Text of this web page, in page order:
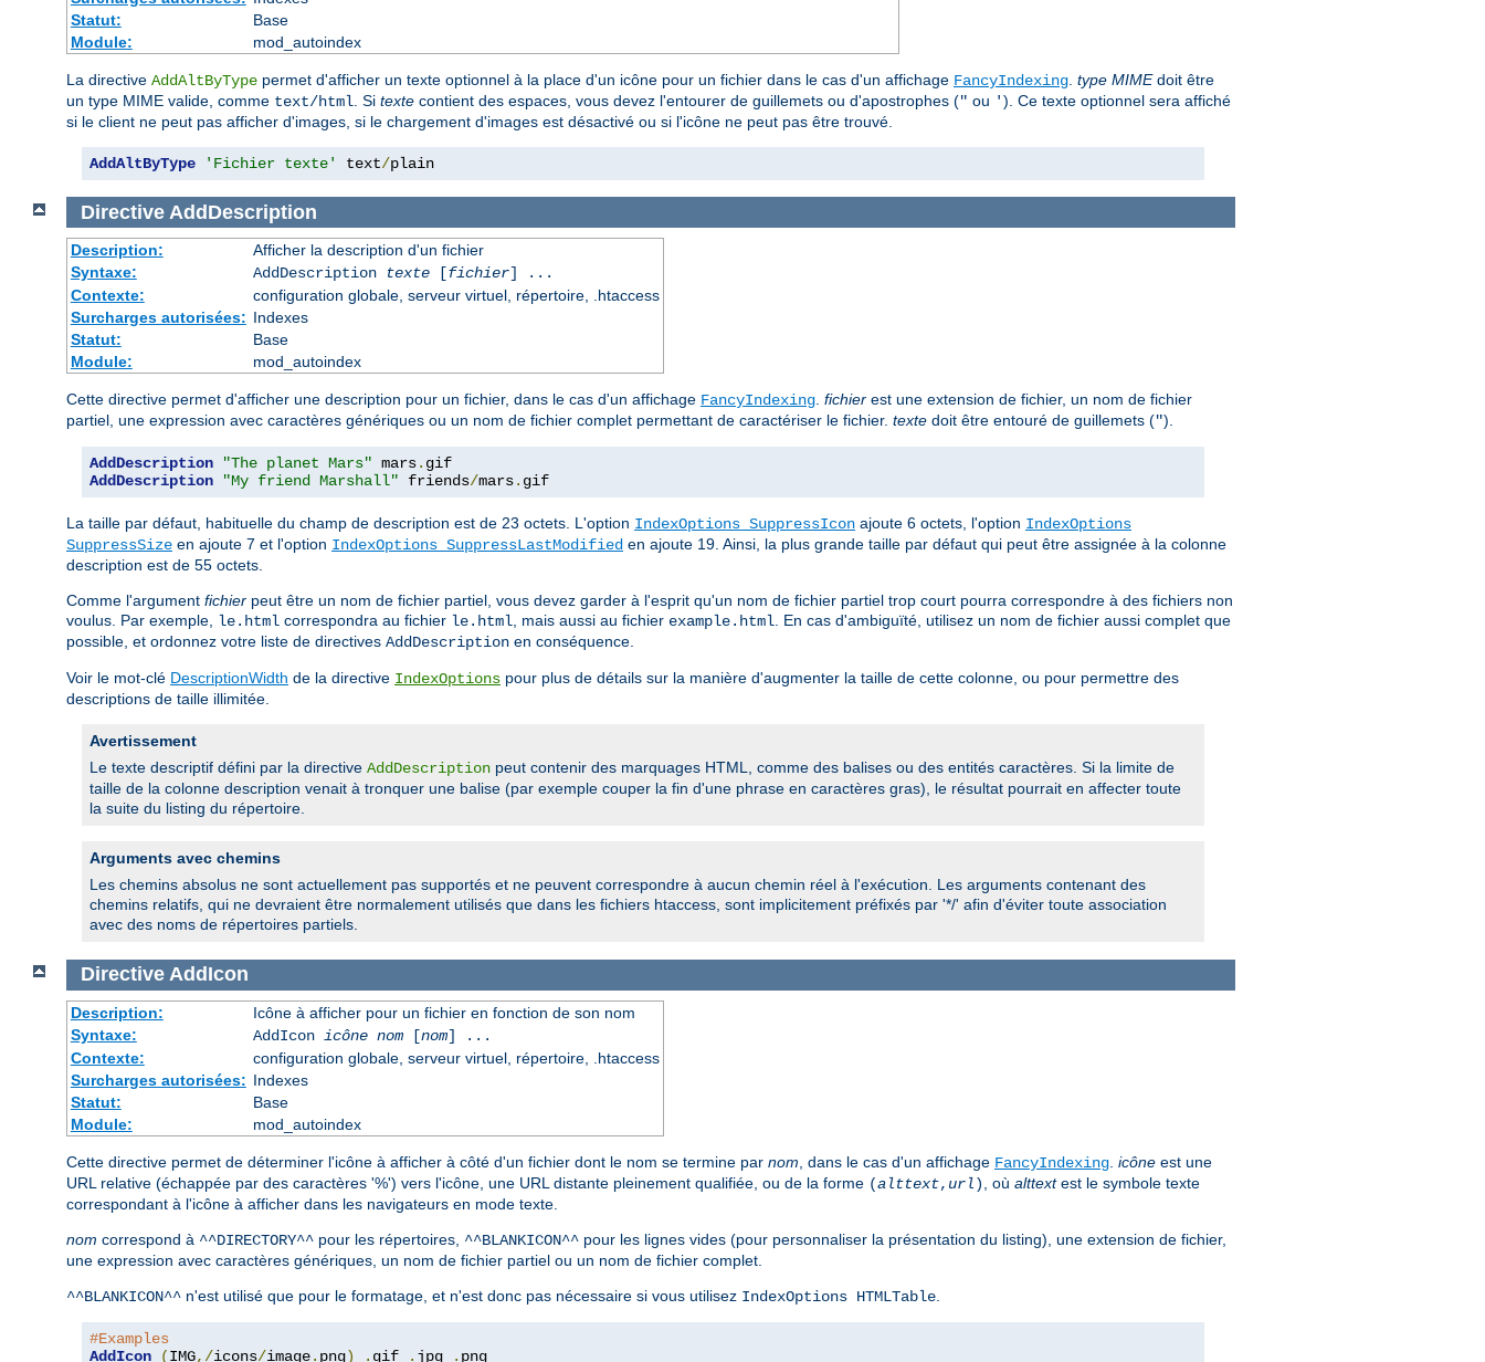
Statut:
Base
Module:
mod_autoindex
La directive AddAltByType permet d'afficher un texte optionnel à la place d'un icône pour un fichier dans le cas d'un affichage FancyIndexing type MIMEdoit être
un type MIME valide, comme text/html . Si texte contient des espaces, vous devez l'entourer de guillemets ou d'apostrophes (" ou '). Ce texte optionnel sera affiché
si le client ne peut pas afficher d'images, si le chargement d'images est désactivé ou si l'icône ne peut pas être trouvé.
AddAltByType 'Fichier texte' text/plain
Directive AddDescription
Description:
Afficher la description d'un fichier
Syntaxe:
AddDescription texte[fichier] ...
Contexte:
configuration globale, serveur virtuel, répertoire, .htaccess
Surcharges autorisées: Indexes
Statut:
Base
Module:
mod_autoindex
Cette directive permet d'afficher une description pour un fichier, dans le cas d'un affichage FancyIndexing. fichier est une extension de fichier, un nom de fichier
partiel, une expression avec caractères génériques ou un nom de fichier complet permettant de caractériser le fichier. texte doit être entouré de guillemets (").
AddDescription "The planet Mars" mars.
AddDescription
"My friend Marshall" friends/mars. gif
La taille par défaut, habituelle du champ de description est de 23 octets. L'option IndexOptions SuppressIcon ajoute 6 octets, l'option IndexOptions
SuppressSize en ajoute 7 et l'option IndexOptions SuppressLastModified en ajoute 19. Ainsi, la plus grande taille par défaut qui peut être assignée à la colonne
description est de 55 octets.
Comme l'argument fichier peut être un nom de fichier partiel, vous devez garder à l'esprit qu'un nom de fichier partiel trop court pourra correspondre à des fichiers non
voulus. Par exemple, le.html correspondra au fichier le.html, mais aussi au fichier example.html. En cas d'ambiguïté, utilisez un nom de fichier aussi complet que
possible, et ordonnez votre liste de directives AddDescription en conséquence.
Voir le mot-clé DescriptionWidth de la directive IndexOptions pour plus de détails sur la manière d'augmenter la taille de cette colonne, ou pour permettre des
descriptions de taille illimitée.
Avertissement
Le texte descriptif défini par la directive AddDescription peut contenir des marquages HTML, comme des balises ou des entités caractères. Si la limite de
taille de la colonne description venait à tronquer une balise (par exemple couper la fin d'une phrase en caractères gras), le résultat pourrait en affecter toute
la suite du listing du répertoire.
Arguments avec chemins
Les chemins absolus ne sont actuellement pas supportés et ne peuvent correspondre à aucun chemin réel à l'exécution. Les arguments contenant des
chemins relatifs, qui ne devraient être normalement utilisés que dans les fichiers htaccess, sont implicitement préfixés par '*/' afin d'éviter toute association
avec des noms de répertoires partiels.
Directive AddIcon
Description:
Icône à afficher pour un fichier en fonction de son nom
Syntaxe:
AddIcon icône nom[nom] ...
Contexte:
configuration globale, serveur virtuel, répertoire, .htaccess
Surcharges autorisées: Indexes
Statut:
Base
Module:
mod_autoindex
Cette directive permet de déterminer l'icône à afficher à côté d'un fichier dont le nom se termine par nom , dans le cas d'un affichage FancyIndexing icône est une
URL relative (échappée par des caractères '%') vers l'icône, une URL distante pleinement qualifiée, ou de la forme (alttext, url) , où alttextest le symbole texte
correspondant à l'icône à afficher dans les navigateurs en mode texte.
nom correspond à ^^DIRECTORY^^ pour les répertoires, ^^BLANKICON^^ pour les lignes vides (pour personnaliser la présentation du listing), une extension de fichier,
une expression avec caractères génériques, un nom de fichier partiel ou un nom de fichier complet.
^^BLANKICON^^ n'est utilisé que pour le formatage, et n'est donc pas nécessaire si vous utilisez IndexOptions HTMLTable
#Examples
AddIcon
(IMG,/icons/image. png) . gif . jpg .